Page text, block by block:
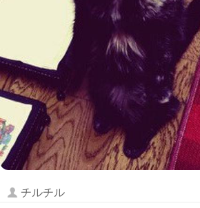
チルチル